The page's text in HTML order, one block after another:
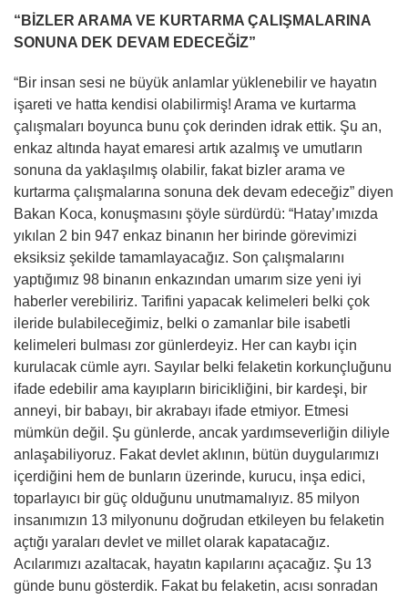
“BİZLER ARAMA VE KURTARMA ÇALIŞMALARINA
SONUNA DEK DEVAM EDECEĞİZ”
“Bir insan sesi ne büyük anlamlar yüklenebilir ve hayatın
işareti ve hatta kendisi olabilirmiş! Arama ve kurtarma
çalışmaları boyunca bunu çok derinden idrak ettik. Şu an,
enkaz altında hayat emaresi artık azalmış ve umutların
sonuna da yaklaşılmış olabilir, fakat bizler arama ve
kurtarma çalışmalarına sonuna dek devam edeceğiz” diyen
Bakan Koca, konuşmasını şöyle sürdürdü: “Hatay’ımızda
yıkılan 2 bin 947 enkaz binanın her birinde görevimizi
eksiksiz şekilde tamamlayacağız. Son çalışmalarını
yaptığımız 98 binanın enkazından umarım size yeni iyi
haberler verebiliriz. Tarifini yapacak kelimeleri belki çok
ileride bulabileceğimiz, belki o zamanlar bile isabetli
kelimeleri bulması zor günlerdeyiz. Her can kaybı için
kurulacak cümle ayrı. Sayılar belki felaketin korkunçluğunu
ifade edebilir ama kayıpların biricikliğini, bir kardeşi, bir
anneyi, bir babayı, bir akrabayı ifade etmiyor. Etmesi
mümkün değil. Şu günlerde, ancak yardımseverliğin diliyle
anlaşabiliyoruz. Fakat devlet aklının, bütün duygularımızı
içerdiğini hem de bunların üzerinde, kurucu, inşa edici,
toparlayıcı bir güç olduğunu unutmamalıyız. 85 milyon
insanımızın 13 milyonunu doğrudan etkileyen bu felaketin
açtığı yaraları devlet ve millet olarak kapatacağız.
Acılarımızı azaltacak, hayatın kapılarını açacağız. Şu 13
günde bunu gösterdik. Fakat bu felaketin, acısı sonradan